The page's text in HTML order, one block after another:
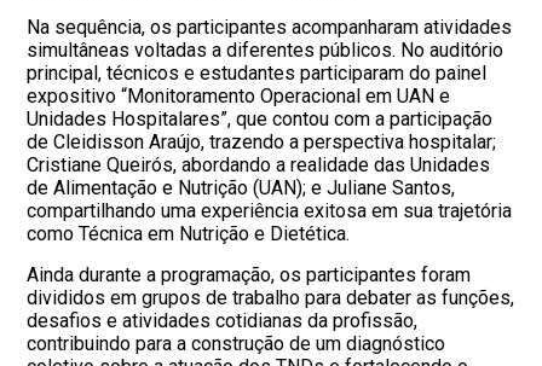
Na sequência, os participantes acompanharam atividades
simultâneas voltadas a diferentes públicos. No auditório
principal, técnicos e estudantes participaram do painel
expositivo “Monitoramento Operacional em UAN e
Unidades Hospitalares”, que contou com a participação
de Cleidisson Araújo, trazendo a perspectiva hospitalar;
Cristiane Queirós, abordando a realidade das Unidades
de Alimentação e Nutrição (UAN); e Juliane Santos,
compartilhando uma experiência exitosa em sua trajetória
como Técnica em Nutrição e Dietética.
Ainda durante a programação, os participantes foram
divididos em grupos de trabalho para debater as funções,
desafios e atividades cotidianas da profissão,
contribuindo para a construção de um diagnóstico